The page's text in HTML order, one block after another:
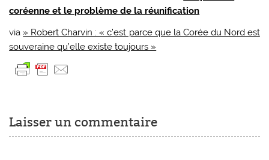
coréenne et le problème de la réunification
via » Robert Charvin : « c’est parce que la Corée du Nord est
souveraine qu’elle existe toujours »
Laisser un commentaire